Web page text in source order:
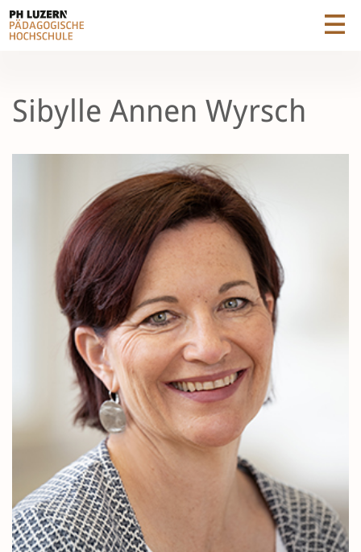
Sibylle Annen Wyrsch